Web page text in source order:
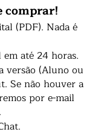
comprar!
(PDF). Nada é
até 24 horas.
versão (Aluno ou
Se não houver a
por e-mail